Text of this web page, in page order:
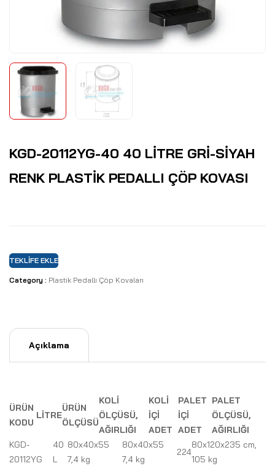
KGD-20112YG-40 40 LİTRE GRİ-SİYAH
RENK PLASTİK PEDALLI ÇÖP KOVASI
TEKLIFE EKLE
Category : Plastik Pedallı Çöp Kovaları
Açıklama
ÜRÜN
KODU
LİTRE
ÜRÜN
ÖLÇÜSÜ
KOLİ
ÖLÇÜSÜ,
AĞIRLIĞI
KOLİ
İÇİ
ADET
PALET
İÇİ
ADET
PALET
ÖLÇÜSÜ,
AĞIRLIĞI
KGD-
20112YG
40
L
80x40x55
7,4 kg
80x40x55
7,4 kg
224
80x120x235 cm,
105 kg